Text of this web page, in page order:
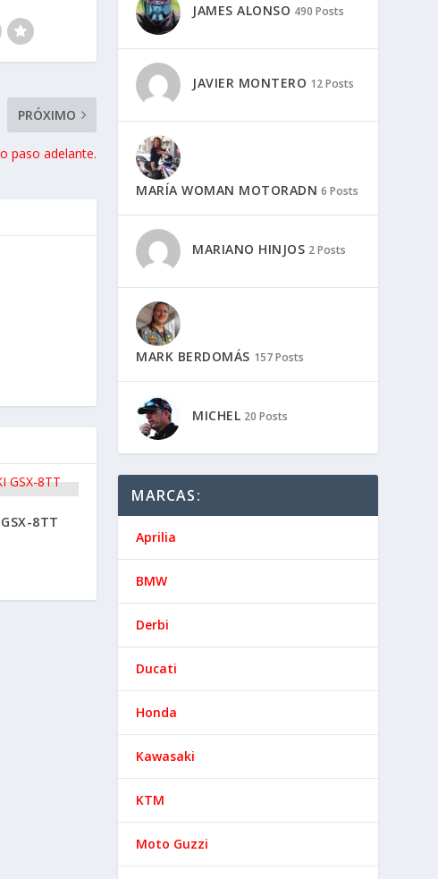
PRÓXIMO
paso adelante.
8TT
JAMES ALONSO 490 Posts
JAVIER MONTERO 12 Posts
MARÍA WOMAN MOTORADN 6 Posts
MARIANO HINJOS 2 Posts
MARK BERDOMÁS 157 Posts
MICHEL 20 Posts
MARCAS:
Aprilia
BMW
Derbi
Ducati
Honda
Kawasaki
KTM
Moto Guzzi